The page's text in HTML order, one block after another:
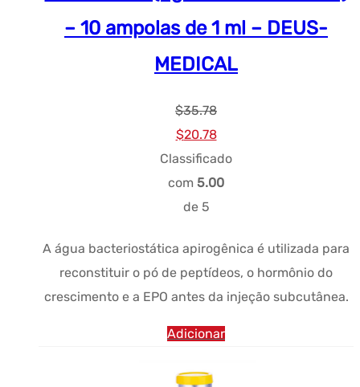
– 10 ampolas de 1 ml – DEUS-
MEDICAL
$35.78
Preço
original
era:
$35.78.
$20.78Preço
atual:
$20.78.
Classificado
com 5.00
de 5
A água bacteriostática apirogênica é utilizada para
reconstituir o pó de peptídeos, o hormônio do
crescimento e a EPO antes da injeção subcutânea.
Adicionar